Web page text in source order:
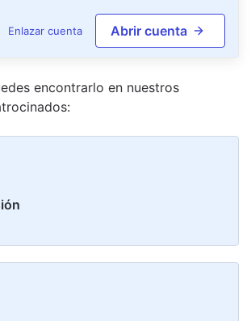
Enlazar cuenta Abrir cuenta
encontrarlo en nuestros
s: